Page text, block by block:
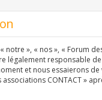
», « nos », « Forum
légalement responsable
et nous essaierons
CONTACT »